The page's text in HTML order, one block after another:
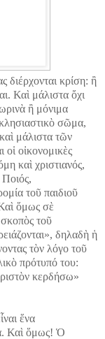
διέρχονται κρίση: ἢ
Καὶ μάλιστα ὄχι
ἢ μόνιμα
σῶμα,
μάλιστα τῶν
οἰκονομικὲς
καὶ χριστιανός,
Ποιός,
τοῦ παιδιοῦ
ὅμως σὲ
τοῦ
δηλαδὴ ἡ
τὸν λόγο τοῦ
πρότυπό του:
κερδήσω»
ἕνα
Καὶ ὅμως! Ὁ